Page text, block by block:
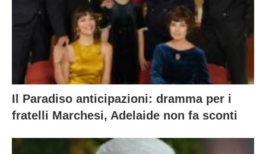
Il Paradiso anticipazioni: dramma per i
fratelli Marchesi, Adelaide non fa sconti